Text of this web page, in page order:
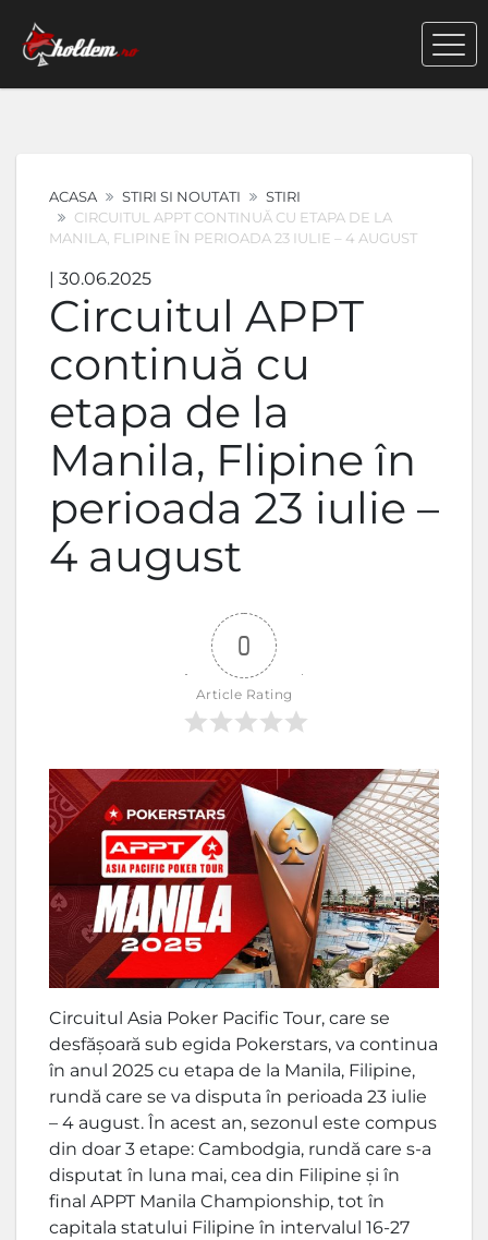
ACASA STIRI SI NOUTATI
STIRI
CIRCUITUL APPT CONTINUĂ CU ETAPA DE LA
MANILA, FLIPINE ÎN PERIOADA 23 IULIE – 4 AUGUST
| 30.06.2025
Circuitul APPT
continuă cu
etapa de la
Manila, Flipine în
perioada 23 iulie –
4 august
0
Article Rating
Circuitul Asia Poker Pacific Tour, care se
desfășoară sub egida Pokerstars, va continua
în anul 2025 cu etapa de la Manila, Filipine,
rundă care se va disputa în perioada 23 iulie
– 4 august. În acest an, sezonul este compus
din doar 3 etape: Cambodgia, rundă care s-a
disputat în luna mai, cea din Filipine și în
final APPT Manila Championship, tot în
capitala statului Filipine în intervalul 16-27